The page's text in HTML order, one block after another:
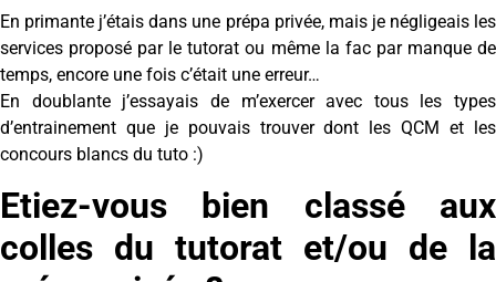
En primante j’étais dans une prépa privée, mais je négligeais les
services proposé par le tutorat ou même la fac par manque de
temps, encore une fois c’était une erreur…
En doublante j’essayais de m’exercer avec tous les types
d’entrainement que je pouvais trouver dont les QCM et les
concours blancs du tuto :)
Etiez-vous bien classé aux
colles du tutorat et/ou de la